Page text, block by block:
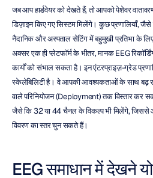
जब आप हार्डवेयर को देखते हैं, तो आपको पेशेवर
डिज़ाइन किए गए सिस्टम मिलेंगे। कुछ प्रणालियाँ,
नैदानिक और अस्पताल सेटिंग में बहुमुखी प्रतिभा के
अक्सर एक ही प्लेटफॉर्म के भीतर, मानक EEG
कार्यों को संभाल सकता है। इन एंटरप्राइज़-ग्रेड
स्केलेबिलिटी है। वे आपकी आवश्यकताओं के साथ बढ़
वाले परिनियोजन (Deployment) तक विस्तार कर
जैसे कि 32 या 44 चैनल के विकल्प भी मिलेंगे, जिससे
विवरण का स्तर चुन सकते हैं।
EEG समाधान में देखने